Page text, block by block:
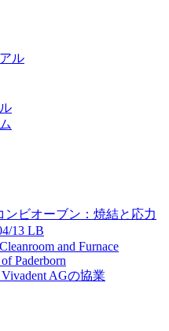
ル
ビオーブン：焼結と応力
13 LB
and Furnace
Paderborn
AGの協業